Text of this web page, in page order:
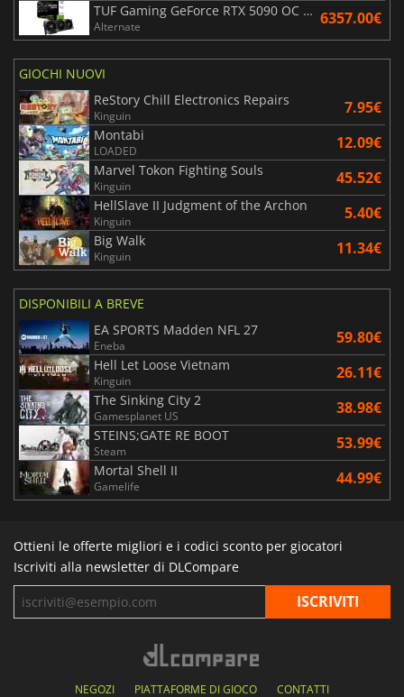
TUF Gaming GeForce RTX 5090 OC Edition 32GB
Alternate 6357.00€
GIOCHI NUOVI
ReStory Chill Electronics Repairs
Kinguin 7.95€
Montabi
LOADED 12.09€
Marvel Tokon Fighting Souls
Kinguin 45.52€
HellSlave II Judgment of the Archon
Kinguin 5.40€
Big Walk
Kinguin 11.34€
DISPONIBILI A BREVE
EA SPORTS Madden NFL 27
Eneba 59.80€
Hell Let Loose Vietnam
Kinguin 26.11€
The Sinking City 2
Gamesplanet US 38.98€
STEINS;GATE RE BOOT
Steam 53.99€
Mortal Shell II
Gamelife 44.99€
Ottieni le offerte migliori e i codici sconto per giocatori
Iscriviti alla newsletter di DLCompare
NEGOZI PIATTAFORME DI GIOCO CONTATTI